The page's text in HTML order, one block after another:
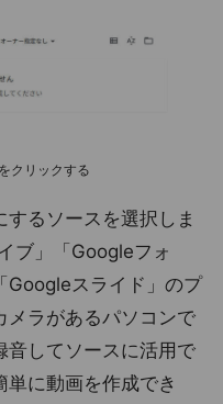
クリックする
るソースを選択しま
ブ」「Googleフォ
Googleスライド」のプ
メラがあるパソコンで
音してソースに活用で
に動画を作成でき